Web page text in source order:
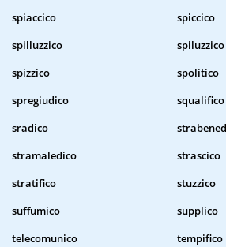
spiaccico
spiccico
spilluzzico
spiluzzico
spizzico
spolitico
spregiudico
squalifico
sradico
stramaledico
strascico
stratifico
stuzzico
suffumico
supplico
telecomunico
tempifico